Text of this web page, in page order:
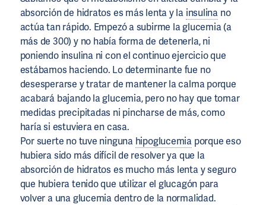
absorción de hidratos es más lenta y la insulina no
actúa tan rápido. Empezó a subirme la glucemia (a
más de 300) y no había forma de detenerla, ni
poniendo insulina ni con el continuo ejercicio que
estábamos haciendo. Lo determinante fue no
desesperarse y tratar de mantener la calma porque
acabará bajando la glucemia, pero no hay que tomar
medidas precipitadas ni pincharse de más, como
haría si estuviera en casa.
Por suerte no tuve ninguna hipoglucemia porque eso
hubiera sido más difícil de resolver ya que la
absorción de hidratos es mucho más lenta y seguro
que hubiera tenido que utilizar el glucagón para
volver a una glucemia dentro de la normalidad.